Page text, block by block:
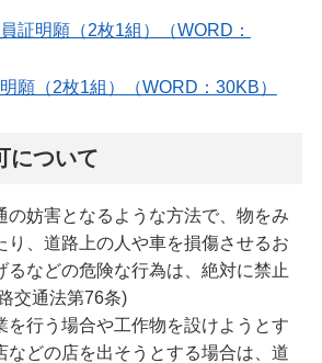
証明願（2枚1組）（WORD：
願（2枚1組）（WORD：30KB）
について
の妨害となるような方法で、物をみ
り、道路上の人や車を損傷させるお
るなどの危険な行為は、絶対に禁止
交通法第76条)
を行う場合や工作物を設けようとす
などの店を出そうとする場合は、道